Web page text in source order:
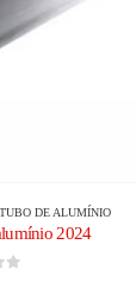
DE ALUMÍNIO
2024